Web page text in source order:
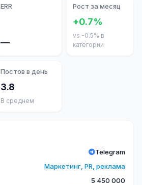
ERR
—
Рост за месяц
+0.7%
vs -0.5% в
категории
Постов в день
3.8
В среднем
Telegram
Маркетинг, PR, реклама
5 450 000